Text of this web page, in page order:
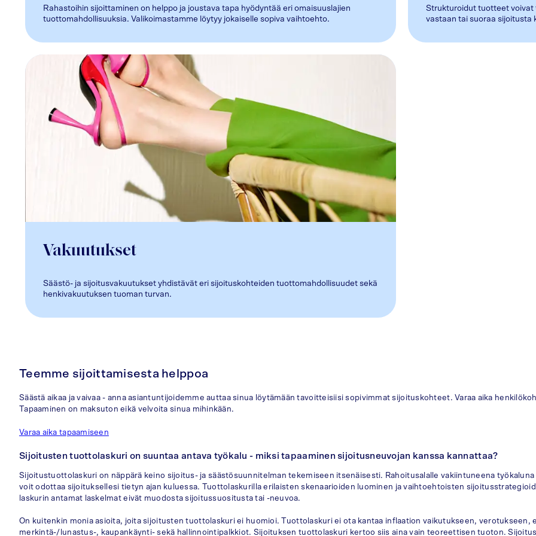
Rahastoihin sijoittaminen on helppo ja joustava tapa hyödyntää eri omaisuuslajien
tuottomahdollisuuksia. Valikoimastamme löytyy jokaiselle sopiva vaihtoehto.
Strukturoidut tuotteet voivat
vastaan tai suoraa
Vakuutukset
Säästö- ja sijoitusvakuutukset yhdistävät eri sijoituskohteiden tuottomahdollisuudet sekä
henkivakuutuksen tuoman turvan.
Teemme sijoittamisesta helppoa
Säästä aikaa ja vaivaa - anna asiantuntijoidemme auttaa sinua löytämään tavoitteisiisi sopivimmat sijoituskohteet. Varaa aika
Tapaaminen on maksuton eikä velvoita sinua mihinkään.
Varaa aika tapaamiseen
Sijoitusten tuottolaskuri on suuntaa antava työkalu - miksi tapaaminen sijoitusneuvojan kanssa kannattaa?
Sijoitustuottolaskuri on näppärä keino sijoitus- ja säästösuunnitelman tekemiseen itsenäisesti. Rahoitusalalle vakiintuneena
voit odottaa sijoituksellesi tietyn ajan kuluessa. Tuottolaskurilla erilaisten skenaarioiden luominen ja vaihtoehtoisten
laskurin antamat laskelmat eivät muodosta sijoitussuositusta tai -neuvoa.
On kuitenkin monia asioita, joita sijoitusten tuottolaskuri ei huomioi. Tuottolaskuri ei ota kantaa inflaation vaikutukseen, verotukseen,
merkintä-/lunastus-, kaupankäynti- sekä hallinnointipalkkiot. Sijoituksen tuottolaskuri kertoo siis aina vain teoreettisen tuoton.